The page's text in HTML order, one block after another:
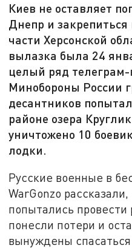
Киев не оставляет
Днепр и
части Херсонской
вылазка была 24
целый ряд
Минобороны России
десантников
районе озера
уничтожено 10
лодки.
Русские военные в
WarGonzo
попытались
понесли потери и
вынуждены спасаться